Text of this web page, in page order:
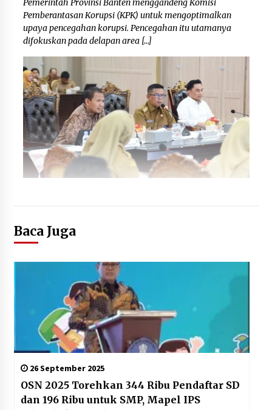
Pemerintah Provinsi Banten menggandeng Komisi
Pemberantasan Korupsi (KPK) untuk mengoptimalkan
upaya pencegahan korupsi. Pencegahan itu utamanya
difokuskan pada delapan area […]
Baca Juga
26 September 2025
OSN 2025 Torehkan 344 Ribu Pendaftar SD
dan 196 Ribu untuk SMP, Mapel IPS